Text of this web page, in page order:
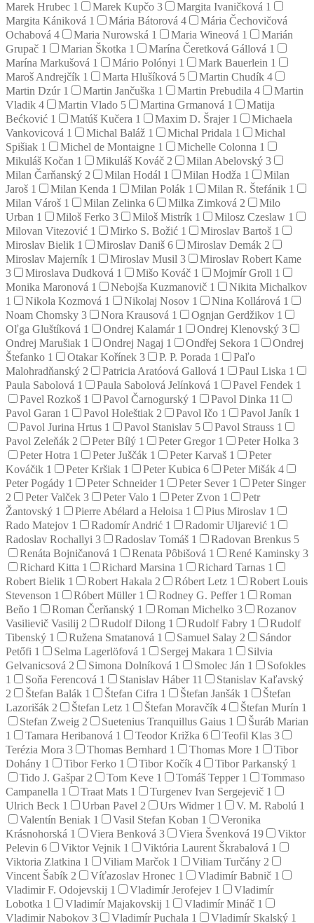
Marek Hrubec 1 Marek Kupčo 3 Margita Ivaničková 1
Margita Kániková 1 Mária Bátorová 4
Mária Čechovičová
Ochabová 4 Maria Nurowská 1 Maria Wineová 1
Marián
Grupač 1 Marian Škotka 1 Marína Čeretková Gállová 1
Marína Markušová 1 Mário Polónyi 1 Mark Bauerlein 1
Maroš Andrejčík 1 Marta Hlušíková 5 Martin Chudík 4
Martin Dzúr 1 Martin Jančuška 1 Martin Prebudila 4
Martin
Vladik 4 Martin Vlado 5 Martina Grmanová 1
Matija
Bećković 1 Matúš Kučera 1 Maxim D. Šrajer 1
Michaela
Vankovicová 1 Michal Baláž 1 Michal Pridala 1
Michal
Spišiak 1 Michel de Montaigne 1 Michelle Colonna 1
Mikuláš Kočan 1 Mikuláš Kováč 2 Milan Abelovský 3
Milan Čarňanský 2 Milan Hodál 1 Milan Hodža 1
Milan
Jaroš 1 Milan Kenda 1 Milan Polák 1 Milan R. Štefánik 1
Milan Vároš 1 Milan Zelinka 6 Milka Zimková 2
Milo
Urban 1 Miloš Ferko 3 Miloš Mistrík 1 Milosz Czeslaw 1
Milovan Vitezović 1 Mirko S. Božić 1 Miroslav Bartoš 1
Miroslav Bielik 1 Miroslav Daniš 6 Miroslav Demák 2
Miroslav Majerník 1 Miroslav Musil 3
Miroslav Robert Kame
3
Miroslava Dudková 1 Mišo Kováč 1 Mojmír Groll 1
Monika Maronová 1 Nebojša Kuzmanovič 1
Nikita Michalkov
1
Nikola Kozmová 1 Nikolaj Nosov 1 Nina Kollárová 1
Noam Chomsky 3 Nora Krausová 1 Ognjan Gerdžikov 1
Oľga Gluštíková 1 Ondrej Kalamár 1 Ondrej Klenovský 3
Ondrej Marušiak 1 Ondrej Nagaj 1 Ondřej Sekora 1
Ondrej
Štefanko 1 Otakar Kořínek 3 P. P. Porada 1
Paľo
Malohradňanský 2 Patricia Aratóová Gallová 1 Paul Liska 1
Paula Sabolová 1 Paula Sabolová Jelínková 1 Pavel Fendek 1
Pavel Rozkoš 1 Pavol Čarnogurský 1 Pavol Dinka 11
Pavol Garan 1 Pavol Holeštiak 2 Pavol Ičo 1 Pavol Janík 1
Pavol Jurina Hrtus 1 Pavol Stanislav 5 Pavol Strauss 1
Pavol Zeleňák 2 Peter Bílý 1 Peter Gregor 1 Peter Holka 3
Peter Hotra 1 Peter Juščák 1 Peter Karvaš 1
Peter
Kováčik 1 Peter Kršiak 1 Peter Kubica 6 Peter Mišák 4
Peter Pogády 1 Peter Schneider 1 Peter Sever 1
Peter Singer
2
Peter Valček 3 Peter Valo 1 Peter Zvon 1
Petr
Žantovský 1 Pierre Abélard a Heloisa 1 Pius Miroslav 1
Rado Matejov 1 Radomír Andrić 1 Radomir Uljarević 1
Radoslav Rochallyi 3 Radoslav Tomáš 1 Radovan Brenkus 5
Renáta Bojničanová 1 Renata Pôbišová 1 René Kaminsky 3
Richard Kitta 1 Richard Marsina 1 Richard Tarnas 1
Robert Bielik 1 Robert Hakala 2 Róbert Letz 1
Robert Louis
Stevenson 1 Róbert Müller 1 Rodney G. Peffer 1
Roman
Beňo 1 Roman Čerňanský 1 Roman Michelko 3
Rozanov
Vasilievič Vasilij 2 Rudolf Dilong 1 Rudolf Fabry 1
Rudolf
Tibenský 1 Ružena Smatanová 1 Samuel Salay 2
Sándor
Petőfi 1 Selma Lagerlöfová 1 Sergej Makara 1
Silvia
Gelvanicsová 2 Simona Dolníková 1 Smolec Ján 1
Sofokles
1
Soňa Ferencová 1 Stanislav Háber 11
Stanislav Kaľavský
2
Štefan Balák 1 Štefan Cifra 1 Štefan Janšák 1
Štefan
Lazorišák 2 Štefan Letz 1 Štefan Moravčík 4 Štefan Murín 1
Stefan Zweig 2 Suetenius Tranquillus Gaius 1
Šuráb Marian
1
Tamara Heribanová 1 Teodor Križka 6 Teofil Klas 3
Terézia Mora 3 Thomas Bernhard 1 Thomas More 1
Tibor
Dohány 1 Tibor Ferko 1 Tibor Kočík 4 Tibor Parkanský 1
Tido J. Gašpar 2 Tom Keve 1 Tomáš Tepper 1
Tommaso
Campanella 1 Traat Mats 1 Turgenev Ivan Sergejevič 1
Ulrich Beck 1 Urban Pavel 2 Urs Widmer 1 V. M. Rabolú 1
Valentín Beniak 1 Vasil Stefan Koban 1
Veronika
Krásnohorská 1 Viera Benková 3 Viera Švenková 19
Viktor
Pelevin 6 Viktor Vejnik 1 Viktória Laurent Škrabalová 1
Viktoria Zlatkina 1 Viliam Marčok 1 Viliam Turčány 2
Vincent Šabík 2 Víťazoslav Hronec 1 Vladimír Babnič 1
Vladimir F. Odojevskij 1 Vladimír Jerofejev 1
Vladimír
Lobotka 1 Vladimír Majakovskij 1 Vladimír Mináč 1
Vladimir Nabokov 3 Vladimír Puchala 1 Vladimír Skalský 1